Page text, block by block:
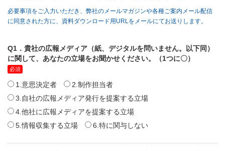
必要事項をご入力いただき、弊社のメールマガジンや各種ご案内メール配信
に同意された方に、資料ダウンロード用URLをメールにてお送りします。
Q1．貴社の広報メディア（紙、デジタルを問いません。以下同）
に関して、あなたの立場をお聞かせください。（1つに〇）
1.意思決定者
2.制作担当者
3.自社の広報メディア発行を提案する立場
4.他社に広報メディアを提案する立場
5.情報収集する立場
6.特に関与しない